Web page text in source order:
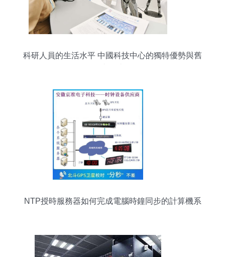
科研人員的生活水平 中國科技中心的獨特優勢與舊
NTP授時服務器如何完成電腦時鐘同步的計算機系